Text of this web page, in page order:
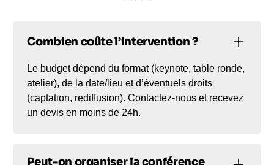
Combien coûte l’intervention ?
Le budget dépend du format (keynote, table ronde,
atelier), de la date/lieu et d’éventuels droits
(captation, rediffusion). Contactez-nous et recevez
un devis en moins de 24h.
Peut-on organiser la conférence